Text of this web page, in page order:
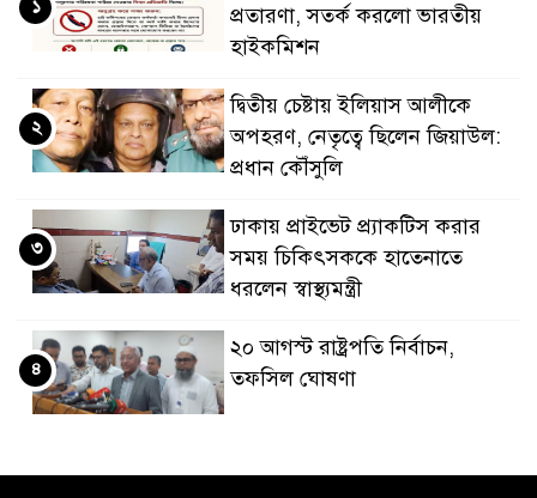
প্রতারণা, সতর্ক করলো ভারতীয়
হাইকমিশন
১
দ্বিতীয় চেষ্টায় ইলিয়াস আলীকে
অপহরণ, নেতৃত্বে ছিলেন জিয়াউল:
প্রধান কৌঁসুলি
২
ঢাকায় প্রাইভেট প্র্যাকটিস করার
সময় চিকিৎসককে হাতেনাতে
ধরলেন স্বাস্থ্যমন্ত্রী
৩
২০ আগস্ট রাষ্ট্রপতি নির্বাচন,
তফসিল ঘোষণা
৪
৫